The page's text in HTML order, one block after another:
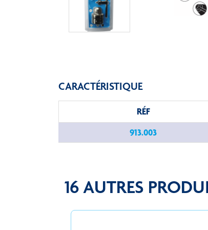
CARACTÉRISTIQUE
RÉF
913.003
16 AUTRES